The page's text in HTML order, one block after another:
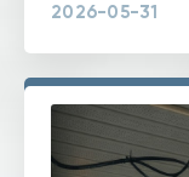
2026-05-31